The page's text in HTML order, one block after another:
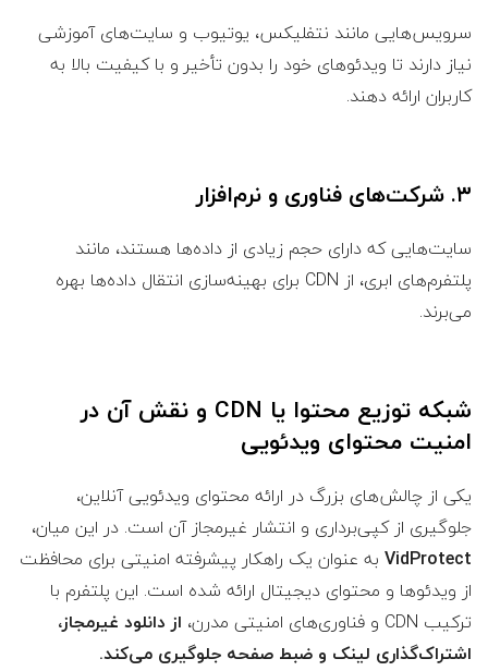
سرویس‌هایی مانند نتفلیکس، یوتیوب و سایت‌های آموزشی
نیاز دارند تا ویدئوهای خود را بدون تأخیر و با کیفیت بالا به
کاربران ارائه دهند.
۳. شرکت‌های فناوری و نرم‌افزار
سایت‌هایی که دارای حجم زیادی از داده‌ها هستند، مانند
پلتفرم‌های ابری، از CDN برای بهینه‌سازی انتقال داده‌ها بهره
می‌برند.
شبکه توزیع محتوا یا CDN
و نقش آن در
امنیت محتوای ویدئویی
یکی از چالش‌های بزرگ در ارائه محتوای ویدئویی آنلاین،
جلوگیری از کپی‌برداری و انتشار غیرمجاز آن است. در این میان،
VidProtect به عنوان یک راهکار پیشرفته امنیتی برای محافظت
از ویدئوها و محتوای دیجیتال ارائه شده است. این پلتفرم با
ترکیب CDN و فناوری‌های امنیتی مدرن،
از دانلود غیرمجاز،
اشتراک‌گذاری لینک و ضبط صفحه جلوگیری می‌کند.